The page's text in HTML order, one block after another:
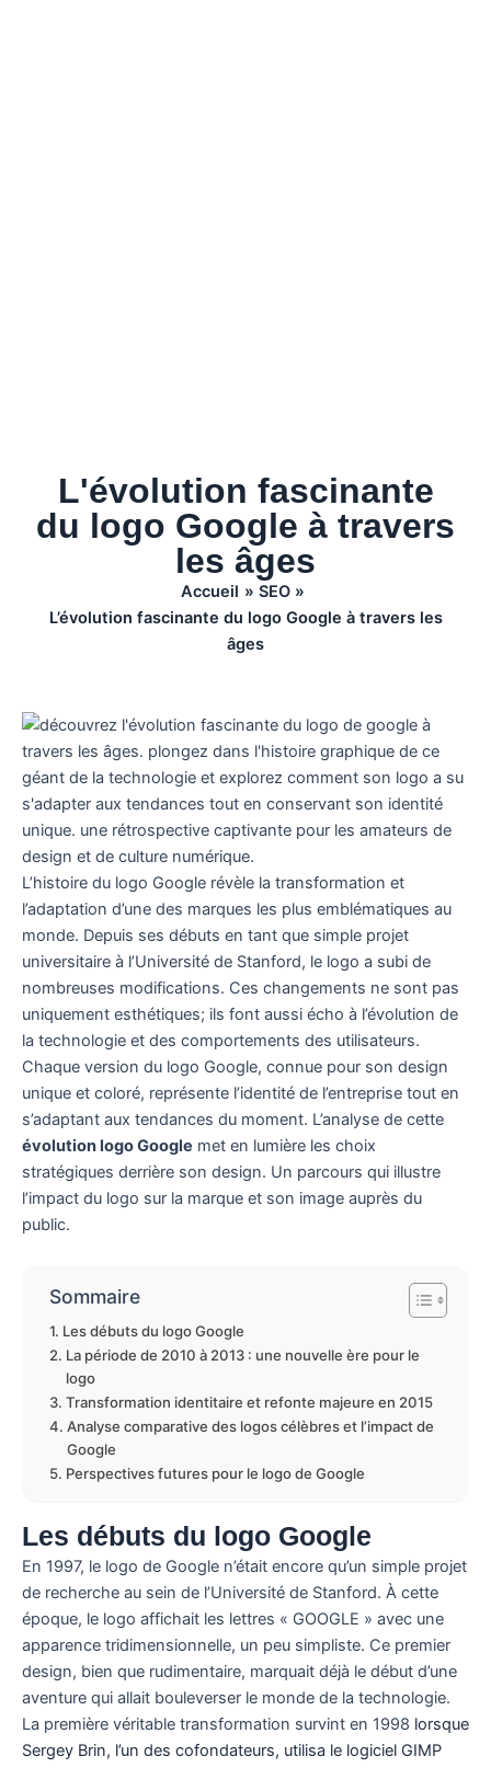
L'évolution fascinante
du logo Google à travers
les âges
Accueil
SEO
L’évolution fascinante du logo Google à travers les
âges
L’histoire du logo Google révèle la transformation et
l’adaptation d’une des marques les plus emblématiques au
monde. Depuis ses débuts en tant que simple projet
universitaire à l’Université de Stanford, le logo a subi de
nombreuses modifications. Ces changements ne sont pas
uniquement esthétiques; ils font aussi écho à l’évolution de
la technologie et des comportements des utilisateurs.
Chaque version du logo Google, connue pour son design
unique et coloré, représente l’identité de l’entreprise tout en
s’adaptant aux tendances du moment. L’analyse de cette
évolution logo Google met en lumière les choix
stratégiques derrière son design. Un parcours qui illustre
l’impact du logo sur la marque et son image auprès du
public.
Sommaire
Les débuts du logo Google
La période de 2010 à 2013 : une nouvelle ère pour le
logo
Transformation identitaire et refonte majeure en 2015
Analyse comparative des logos célèbres et l’impact de
Google
Perspectives futures pour le logo de Google
Les débuts du logo Google
En 1997, le logo de Google n’était encore qu’un simple projet
de recherche au sein de l’Université de Stanford. À cette
époque, le logo affichait les lettres « GOOGLE » avec une
apparence tridimensionnelle, un peu simpliste. Ce premier
design, bien que rudimentaire, marquait déjà le début d’une
aventure qui allait bouleverser le monde de la technologie.
La première véritable transformation survint en 1998 lorsque
Sergey Brin, l’un des cofondateurs, utilisa le logiciel GIMP